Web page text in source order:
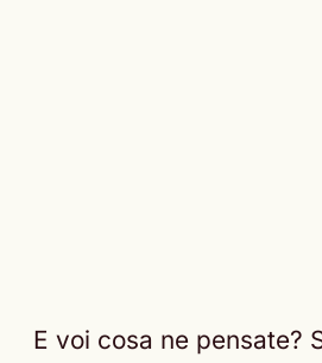
E voi cosa ne pensate?